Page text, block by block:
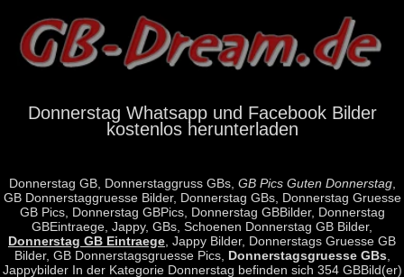
Donnerstag Whatsapp und Facebook Bilder
kostenlos herunterladen
Donnerstag GB, Donnerstaggruss GBs, GB Pics Guten Donnerstag,
GB Donnerstaggruesse Bilder, Donnerstag GBs, Donnerstag Gruesse
GB Pics, Donnerstag GBPics, Donnerstag GBBilder, Donnerstag
GBEintraege, Jappy, GBs, Schoenen Donnerstag GB Bilder,
Donnerstag GB Eintraege , Jappy Bilder, Donnerstags Gruesse GB
Bilder, GB Donnerstagsgruesse Pics, Donnerstagsgruesse GBs,
Jappybilder In der Kategorie Donnerstag befinden sich 354 GBBild(er)